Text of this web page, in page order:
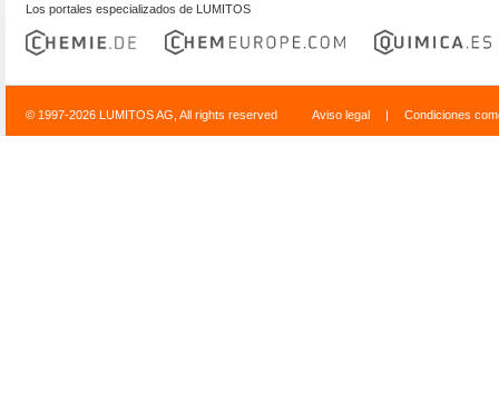
Los portales especializados de LUMITOS
© 1997-2026 LUMITOS AG, All rights reserved Aviso legal | Condiciones